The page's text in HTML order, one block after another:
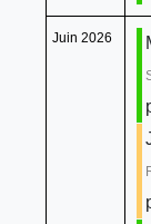
Juin 2026